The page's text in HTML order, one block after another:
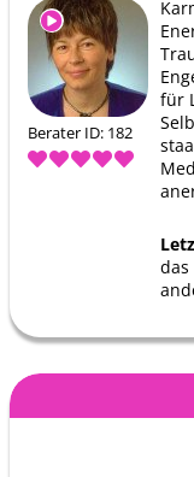
Berater ID: 182
für
das